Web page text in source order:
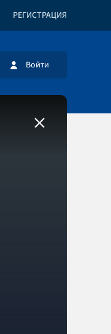
РЕГИСТРАЦИЯ
Войти